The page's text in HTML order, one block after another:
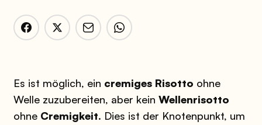
Es ist möglich, ein cremiges Risotto ohne
Welle zuzubereiten, aber kein Wellenrisotto
ohne Cremigkeit. Dies ist der Knotenpunkt, um